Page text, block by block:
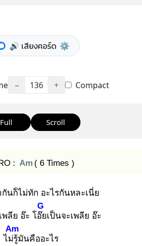
🔊 เสียงคอร์ด ⚙️
− 136 + Compact
Full Scroll
: Am ( 6 Times )
กันก็ไม่ทัก อะไรกันหละเนี่ย
พลีย อ๊ะ โอ๊ย
G
เป็นจะเพลีย อ๊ะ
ไม่รู้
Am
มันคืออะไร